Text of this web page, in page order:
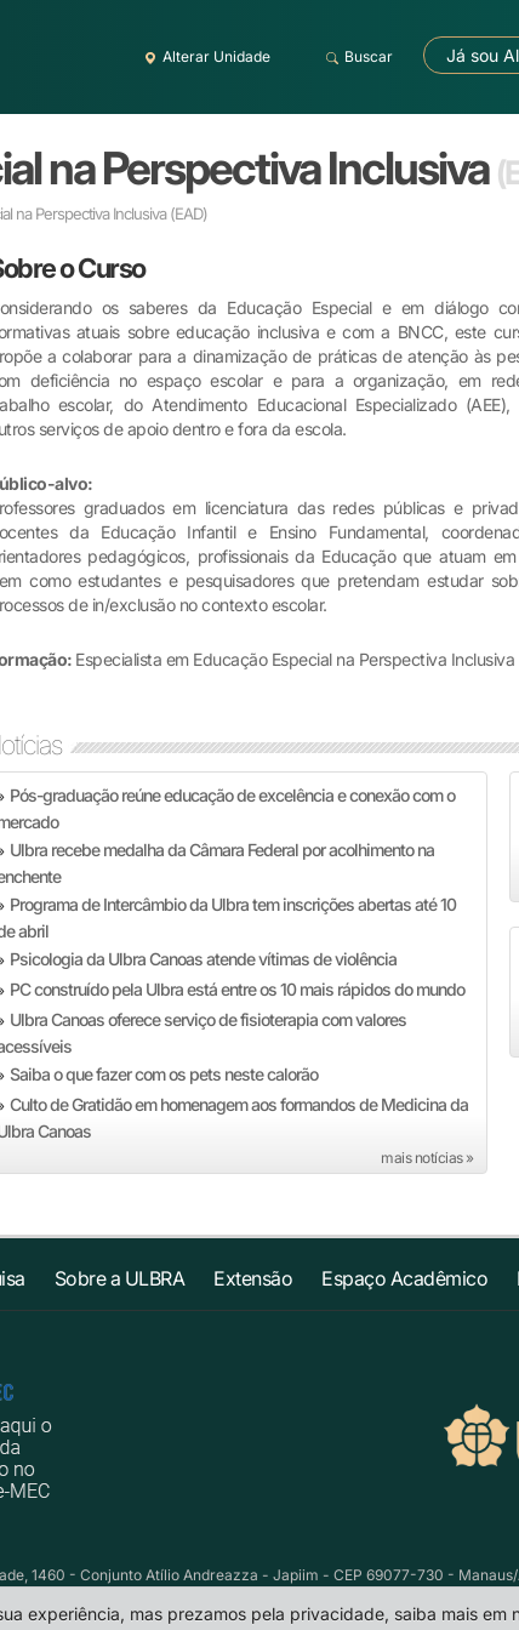
Alterar Unidade Buscar Já sou
na Perspectiva Inclusiva
na Perspectiva Inclusiva(EAD)
o Curso
os saberes da Educação Especial e em diálogo
atuais sobre educação inclusiva e com a BNCC, este
a colaborar para a dinamização de práticas de atenção às
deficiência no espaço escolar e para a organização, em
escolar, do Atendimento Educacional Especializado
serviços de apoio dentro e fora da escola.
alvo:
graduados em licenciatura das redes públicas e
da Educação Infantil e Ensino Fundamental,
pedagógicos, profissionais da Educação que atuam em
como estudantes e pesquisadores que pretendam estudar
de in/exclusão no contexto escolar.
Especialista em Educação Especial na Perspectiva Inclusiva
Pós-graduação reúne educação de excelência e conexão com o
Ulbra recebe medalha da Câmara Federal por acolhimento na
Programa de Intercâmbio da Ulbra tem inscrições abertas até 10
abril
Psicologia da Ulbra Canoas atende vítimas de violência
PC construído pela Ulbra está entre os 10 mais rápidos do mundo
Ulbra Canoas oferece serviço de fisioterapia com valores
Saiba o que fazer com os pets neste calorão
Culto de Gratidão em homenagem aos formandos de Medicina da
Canoas
mais notícias »
Sobre a ULBRA Extensão Espaço Acadêmico
1460 - Conjunto Atílio Andreazza - Japiim - CEP 69077-730 - Manaus/
experiência, mas prezamos pela privacidade, saiba mais em